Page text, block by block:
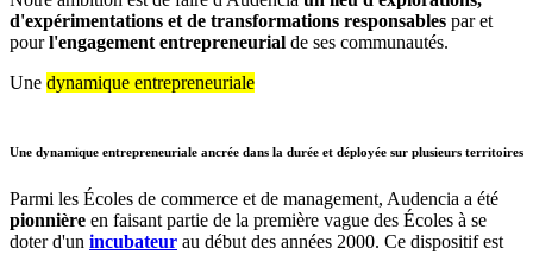
d'expérimentations et de transformations responsables par et
pourl'engagement entrepreneurial de ses communautés.
Une dynamique entrepreneuriale
Une dynamique entrepreneuriale ancrée dans la durée et déployée sur plusieurs territoires
Parmi les Écoles de commerce et de management, Audencia a été
pionnière en faisant partie de la première vague des Écoles à se
doter d'un incubateur au début des années 2000. Ce dispositif est